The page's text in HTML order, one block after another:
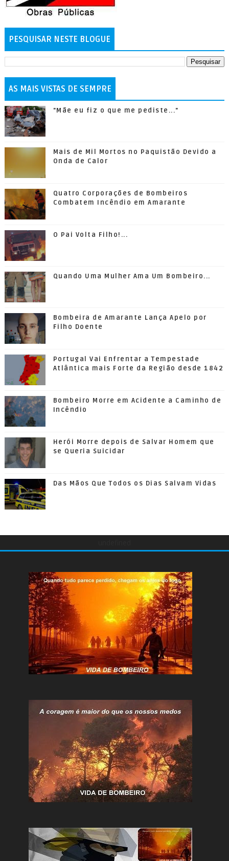
PESQUISAR NESTE BLOGUE
AS MAIS VISTAS DE SEMPRE
"Mãe eu fiz o que me pediste..."
Mais de Mil Mortos no Paquistão Devido a
Onda de Calor
Quatro Corporações de Bombeiros
Combatem Incêndio em Amarante
O Pai Volta Filho!...
Quando Uma Mulher Ama Um Bombeiro...
Bombeira de Amarante Lança Apelo por
Filho Doente
Portugal Vai Enfrentar a Tempestade
Atlântica mais Forte da Região desde 1842
Bombeiro Morre em Acidente a Caminho de
Incêndio
Herói Morre depois de Salvar Homem que
se Queria Suicidar
Das Mãos Que Todos os Dias Salvam Vidas